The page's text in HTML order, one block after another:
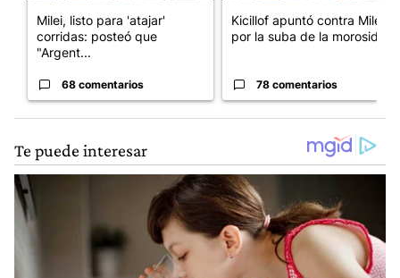
Milei, listo para 'atajar'
corridas: posteó que
"Argent...
68 comentarios
Kicillof apuntó contra Milei
por la suba de la morosida...
78 comentarios